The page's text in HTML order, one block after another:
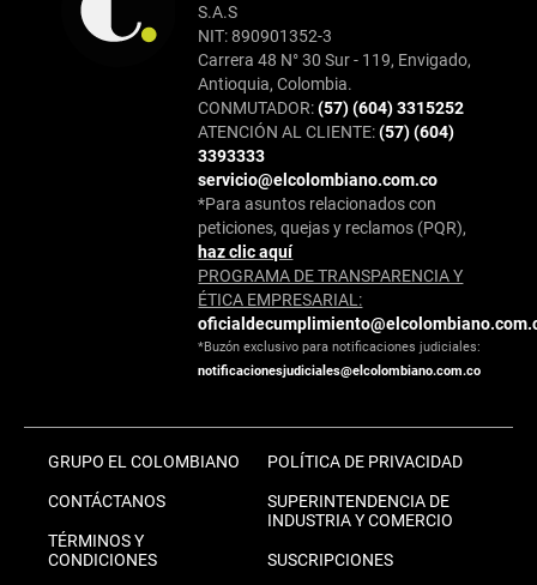
S.A.S
NIT: 890901352-3
Carrera 48 N° 30 Sur - 119, Envigado,
Antioquia, Colombia.
CONMUTADOR:(57) (604) 3315252
ATENCIÓN AL CLIENTE:(57) (604)
3393333
servicio@elcolombiano.com.co
*Para asuntos relacionados con
peticiones, quejas y reclamos (PQR),
haz clic aquí
PROGRAMA DE TRANSPARENCIA Y
ÉTICA EMPRESARIAL:
*Buzón exclusivo para notificaciones judiciales:
notificacionesjudiciales@elcolombiano.com.co
GRUPO EL COLOMBIANO
CONTÁCTANOS
TÉRMINOS Y
CONDICIONES
POLÍTICA DE PRIVACIDAD
SUPERINTENDENCIA DE
INDUSTRIA Y COMERCIO
SUSCRIPCIONES